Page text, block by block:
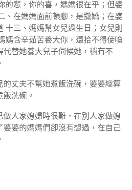
的悲，你的喜，媽媽很在乎；但婆
、在媽媽面前頓腳，是撒嬌；在婆
十三、媽媽幫女兒過生日；女兒則
媽含辛茹苦養大你，還拾不得使喚
替她養大兒子伺候她，稍有不
的丈夫不幫她煮飯洗碗，婆婆總算
洗碗。
做人家媳婦時很難，在別人家做媳
婆婆的媽媽們卻沒有想過，在自己